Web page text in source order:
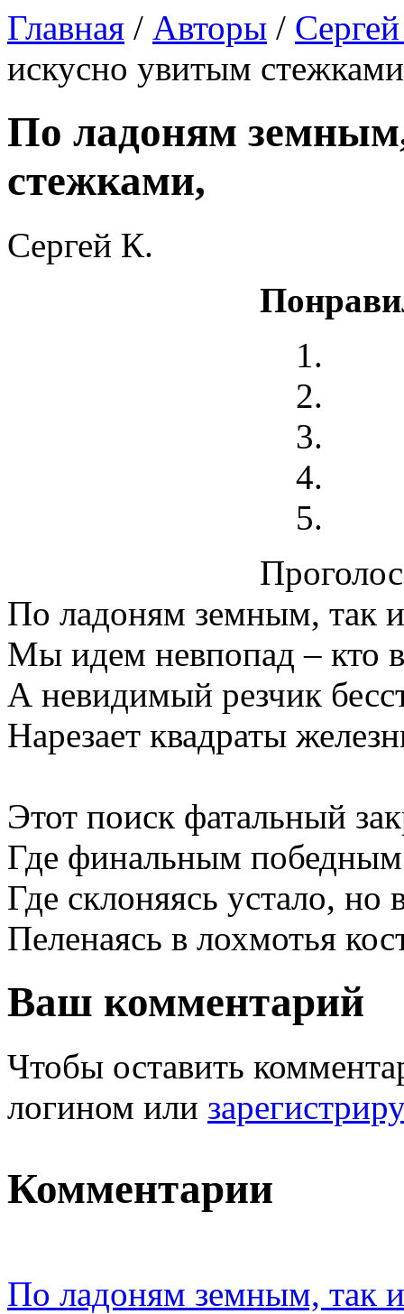
Главная / Авторы /
искусно увитым
По ладоням
стежками,
Сергей К.
По ладоням земным, так
Мы идем невпопад – кто
А невидимый резчик
Нарезает квадраты
Этот поиск фатальный
Где финальным
Где склоняясь устало, но
Пеленаясь в лохмотья
Ваш комментарий
Чтобы оставить
логином или
Комментарии
По ладоням земным, так